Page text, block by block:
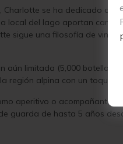
Charlotte se ha dedicado al
local del lago aportan
sigue una filosofía de
aún limitada (5,000 botellas
región alpina con un toque
aperitivo o acompañante
guarda de hasta 5 años